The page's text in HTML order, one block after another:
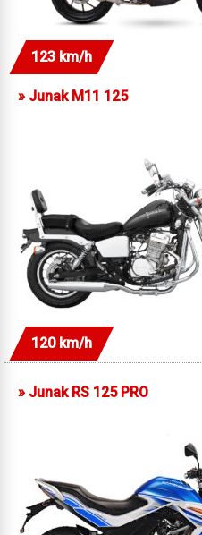
123 km/h
» Junak M11 125
120 km/h
» Junak RS 125 PRO